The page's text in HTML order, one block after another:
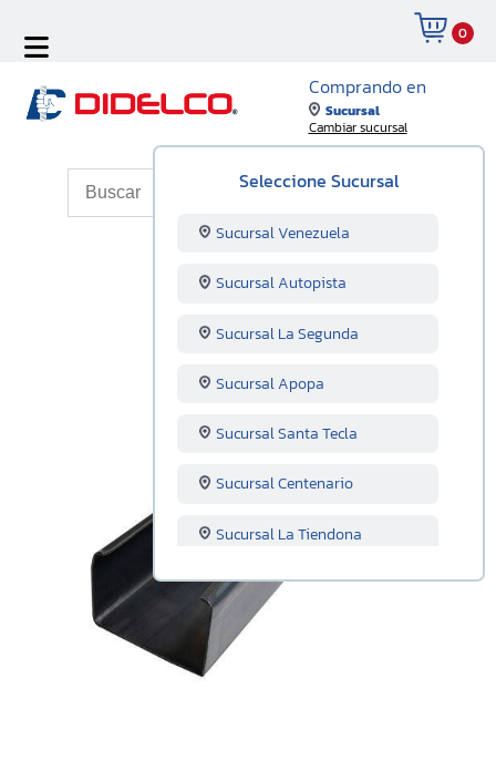
0
Comprando en
Sucursal
Cambiar sucursal
Seleccione Sucursal
Sucursal Venezuela
Sucursal Autopista
Sucursal La Segunda
Sucursal Apopa
Sucursal Santa Tecla
Sucursal Centenario
Sucursal La Tiendona
Sucursal Merliot
Sucursal San Miguel